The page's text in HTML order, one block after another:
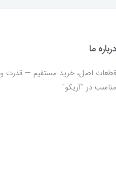
درباره ما
قطعات اصل، خرید مستقیم — قدرت و
مناسب در "آریکو"